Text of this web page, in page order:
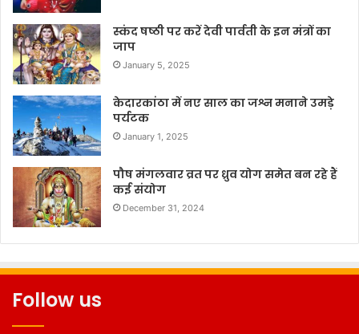
स्कंद षष्ठी पर करें देवी पार्वती के इन मंत्रों का
जाप
January 5, 2025
केदारकांठा में नए साल का जश्न मनाने उमड़े
पर्यटक
January 1, 2025
पौष मंगलवार व्रत पर ध्रुव योग समेत बन रहे हैं
कई संयोग
December 31, 2024
Follow us